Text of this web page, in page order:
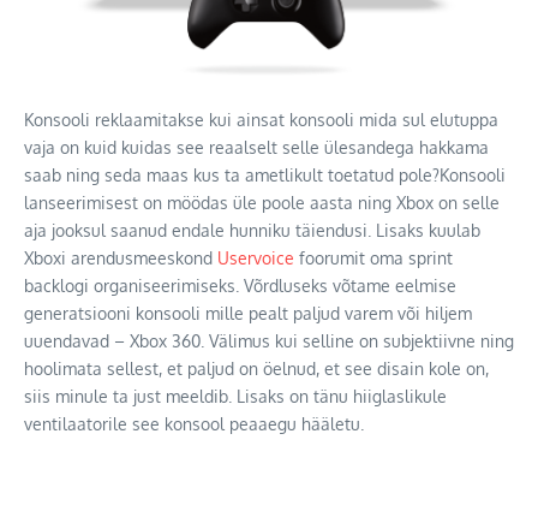
Konsooli reklaamitakse kui ainsat konsooli mida sul elutuppa
vaja on kuid kuidas see reaalselt selle ülesandega hakkama
saab ning seda maas kus ta ametlikult toetatud pole?Konsooli
lanseerimisest on möödas üle poole aasta ning Xbox on selle
aja jooksul saanud endale hunniku täiendusi. Lisaks kuulab
Xboxi arendusmeeskond Uservoice foorumit oma sprint
backlogi organiseerimiseks. Võrdluseks võtame eelmise
generatsiooni konsooli mille pealt paljud varem või hiljem
uuendavad – Xbox 360. Välimus kui selline on subjektiivne ning
hoolimata sellest, et paljud on öelnud, et see disain kole on,
siis minule ta just meeldib. Lisaks on tänu hiiglaslikule
ventilaatorile see konsool peaaegu hääletu.